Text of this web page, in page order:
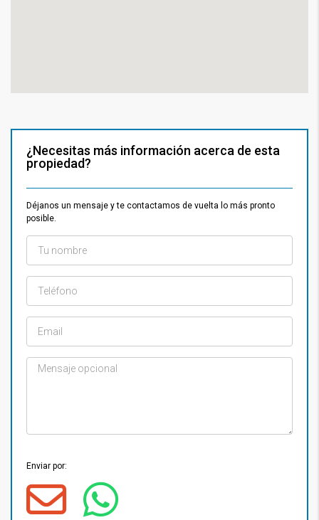
¿Necesitas más información acerca de esta
propiedad?
Déjanos un mensaje y te contactamos de vuelta lo más pronto
posible.
Enviar por: